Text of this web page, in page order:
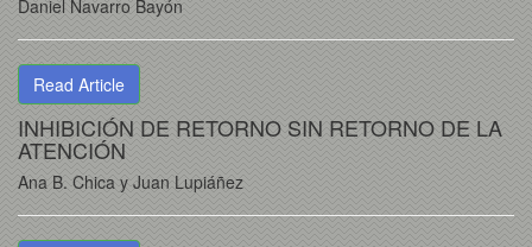
Daniel Navarro Bayón
Read Article
INHIBICIÓN DE RETORNO SIN RETORNO DE LA
ATENCIÓN
Ana B. Chica y Juan Lupiáñez